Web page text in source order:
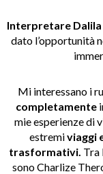
Interpretare Dalila
dato l’opportunità
Mi interessano i
completamente
mie esperienze di
estremiviaggi
trasformativi. Tra
sono Charlize